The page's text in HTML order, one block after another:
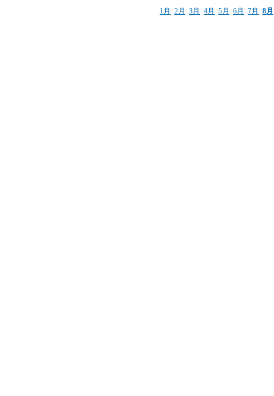
1月 2月 3月 4月 5月 6月 7月 8月